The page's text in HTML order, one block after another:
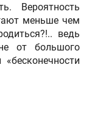
Вероятность
меньше чем
ведь
от большого